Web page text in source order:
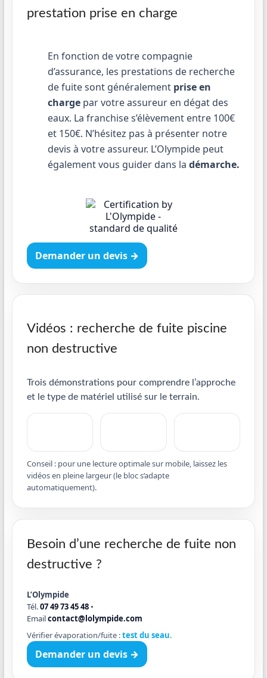
prestation prise en charge
En fonction de votre compagnie
d’assurance, les prestations de recherche
de fuite sont généralement prise en
chargepar votre assureur en dégat des
eaux. La franchise s’élèvement entre 100€
et 150€. N’hésitez pas à présenter notre
devis à votre assureur. L’Olympide peut
également vous guider dans la démarche.
Demander un devis →
Vidéos : recherche de fuite piscine
non destructive
Trois démonstrations pour comprendre l’approche
et le type de matériel utilisé sur le terrain.
Conseil : pour une lecture optimale sur mobile, laissez les
vidéos en pleine largeur (le bloc s’adapte
automatiquement).
Besoin d’une recherche de fuite non
destructive ?
L’Olympide
Tél.07 49 73 45 48•
Emailcontact@lolympide.com
Vérifier évaporation/fuite :test du seau.
Demander un devis →